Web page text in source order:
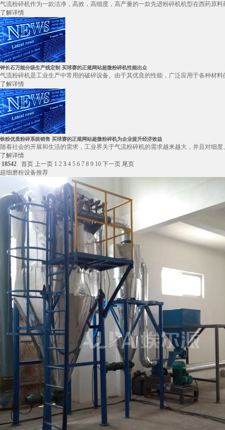
气流粉碎机作为一款洁净，高效，高细度，高产量的一款先进粉碎机机型在西药原
了解详情
钾长石万能分级生产线定制 买球赛的正规网站超微粉碎机性能出众
气流粉碎机是工业生产中常用的破碎设备。由于其优良的性能，广泛应用于各种材
了解详情
铁粉优质粉碎系统销售 买球赛的正规网站超微粉碎机为企业提升经济效益
随着社会的开展和生活的需求，工业界关于气流粉碎机的需求越来越大，并且对细
了解详情
18542
首页 上一页 1 2 3 4 5 6 7 8 9 10 下一页 尾页
超细磨粉设备推荐